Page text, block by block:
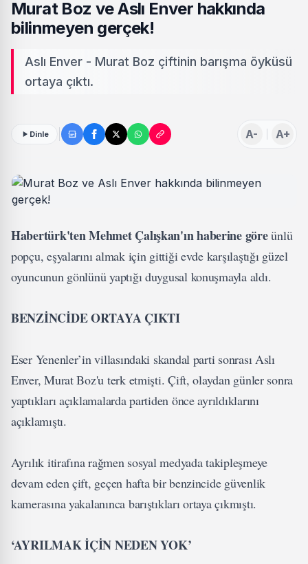
Murat Boz ve Aslı Enver hakkında
bilinmeyen gerçek!
Aslı Enver - Murat Boz çiftinin barışma öyküsü
ortaya çıktı.
Dinle A- A+
Habertürk'ten Mehmet Çalışkan'ın haberine göreünlü
popçu, eşyalarını almak için gittiği evde karşılaştığı güzel
oyuncunun gönlünü yaptığı duygusal konuşmayla aldı.
BENZİNCİDE ORTAYA ÇIKTI
Eser Yenenler’in villasındaki skandal parti sonrası Aslı
Enver, Murat Boz'u terk etmişti. Çift, olaydan günler sonra
yaptıkları açıklamalarda partiden önce ayrıldıklarını
açıklamıştı.
Ayrılık itirafına rağmen sosyal medyada takipleşmeye
devam eden çift, geçen hafta bir benzincide güvenlik
kamerasına yakalanınca barıştıkları ortaya çıkmıştı.
‘AYRILMAK İÇİN NEDEN YOK’